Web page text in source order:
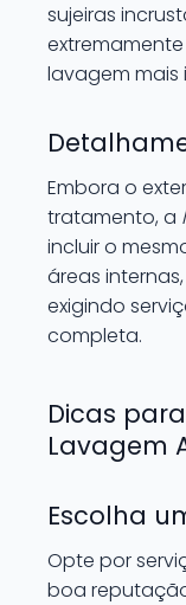
sujeiras
lavagem mais
Embora o
tratamento, a
incluir o
áreas
exigindo
completa.
Dicas
Lavagem
Escolha
Opte por
boa